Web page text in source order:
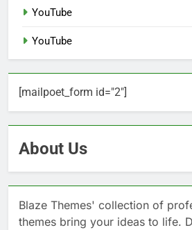
YouTube
YouTube
[mailpoet_form id="2"]
About Us
Blaze Themes' collection of
themes bring your ideas to life.